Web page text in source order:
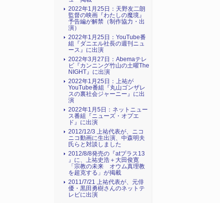
2022年1月25日：天野友二朗
監督の映画『わたしの魔境』
予告編が解禁（制作協力・出
演）
2022年1月25日：YouTube番
組『ダニエル社長の週刊ニュ
ース』に出演
2022年3月27日：Abemaテレ
ビ『カンニング竹山の土曜The
NIGHT』に出演
2022年1月25日：上祐が
YouTube番組『丸山ゴンザレ
スの裏社会ジャーニー』に出
演
2022年1月5日：ネットニュー
ス番組『ニューズ・オプエ
ド』に出演
2012/12/3 上祐代表が、ニコ
ニコ動画に生出演、中森明夫
氏らと対談しました
2012/8/8発売の『atプラス13
』に、上祐史浩＋大田俊寛
「宗教の未来 オウム真理教
を超克する」が掲載
2011/7/21 上祐代表が、元俳
優・黒田勇樹さんのネットテ
レビに出演